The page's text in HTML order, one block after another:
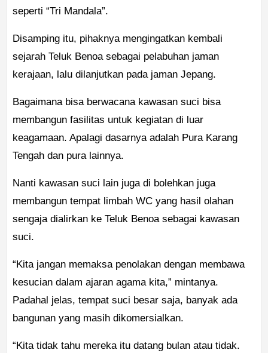
seperti “Tri Mandala”.
Disamping itu, pihaknya mengingatkan kembali
sejarah Teluk Benoa sebagai pelabuhan jaman
kerajaan, lalu dilanjutkan pada jaman Jepang.
Bagaimana bisa berwacana kawasan suci bisa
membangun fasilitas untuk kegiatan di luar
keagamaan. Apalagi dasarnya adalah Pura Karang
Tengah dan pura lainnya.
Nanti kawasan suci lain juga di bolehkan juga
membangun tempat limbah WC yang hasil olahan
sengaja dialirkan ke Teluk Benoa sebagai kawasan
suci.
“Kita jangan memaksa penolakan dengan membawa
kesucian dalam ajaran agama kita,” mintanya.
Padahal jelas, tempat suci besar saja, banyak ada
bangunan yang masih dikomersialkan.
“Kita tidak tahu mereka itu datang bulan atau tidak.